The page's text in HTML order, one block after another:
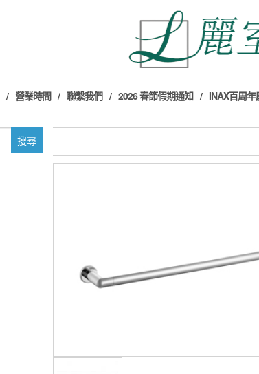
營業時間 聯繫我們 2026 春節假期通知 INAX百周